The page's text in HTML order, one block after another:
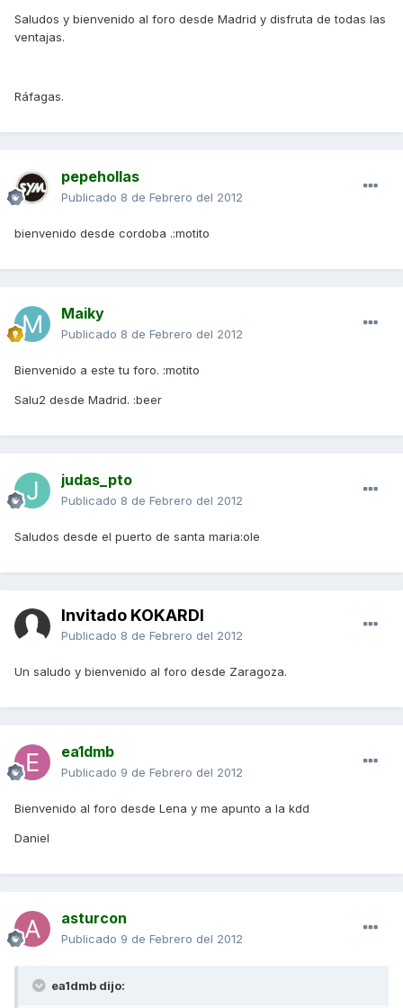
Saludos y bienvenido al foro desde Madrid y disfruta de todas las
ventajas.
Ráfagas.
pepehollas
Publicado 8 de Febrero del 2012
bienvenido desde cordoba .:motito
Maiky
Publicado 8 de Febrero del 2012
Bienvenido a este tu foro. :motito
Salu2 desde Madrid. :beer
judas_pto
Publicado 8 de Febrero del 2012
Saludos desde el puerto de santa maria:ole
Invitado KOKARDI
Publicado 8 de Febrero del 2012
Un saludo y bienvenido al foro desde Zaragoza.
ea1dmb
Publicado 9 de Febrero del 2012
Bienvenido al foro desde Lena y me apunto a la kdd
Daniel
asturcon
Publicado 9 de Febrero del 2012
ea1dmb dijo: